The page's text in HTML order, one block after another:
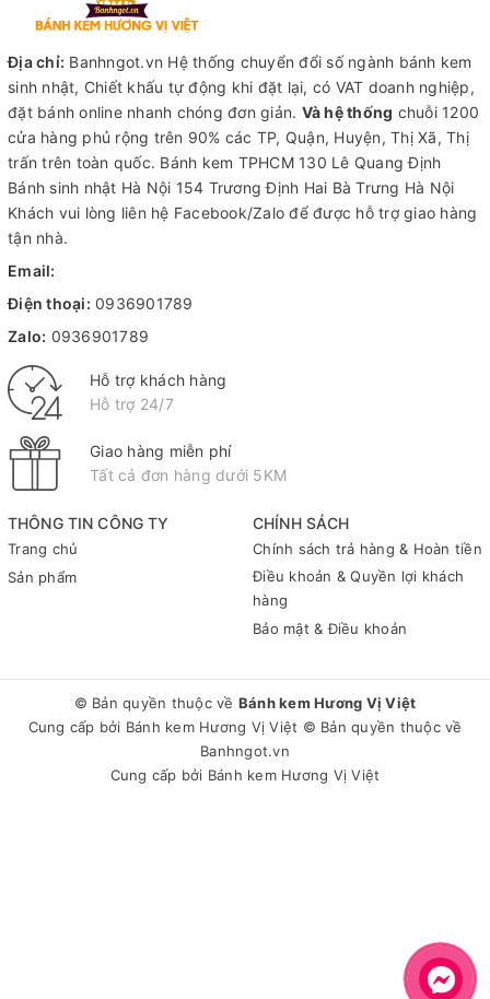
THÔNG TIN CÔNG TY
Trang chủ
Sản phẩm
CHÍNH SÁCH
Chính sách trả hàng & Hoàn tiền
Điều khoản & Quyền lợi khách
hàng
Bảo mật & Điều khoản
Địa chỉ: Banhngot.vn Hệ thống chuyển đổi số ngành bánh kem
sinh nhật, Chiết khấu tự động khi đặt lại, có VAT doanh nghiệp,
đặt bánh online nhanh chóng đơn giản. Và hệ thống chuỗi 1200
cửa hàng phủ rộng trên 90% các TP, Quận, Huyện, Thị Xã, Thị
trấn trên toàn quốc. Bánh kem TPHCM130 Lê Quang Định
Bánh sinh nhật Hà Nội 154 Trương Định Hai Bà Trưng Hà Nội
Khách vui lòng liên hệ Facebook/Zalo để được hỗ trợ giao hàng
tận nhà.
Email:
Điện thoại: 0936901789
Zalo: 0936901789
Hỗ trợ khách hàng
Hỗ trợ 24/7
Giao hàng miễn phí
Tất cả đơn hàng dưới 5KM
© Bản quyền thuộc về Bánh kem Hương Vị Việt
Cung cấp bởi Bánh kem Hương Vị Việt © Bản quyền thuộc về
Banhngot.vn
Cung cấp bởi Bánh kem Hương Vị Việt